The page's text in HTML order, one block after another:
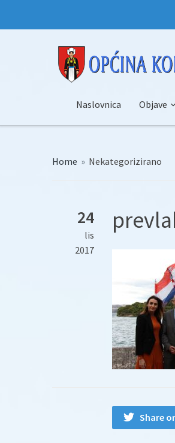
Naslovnica Objave
Home » Nekategorizirano
24
lis
2017
Share